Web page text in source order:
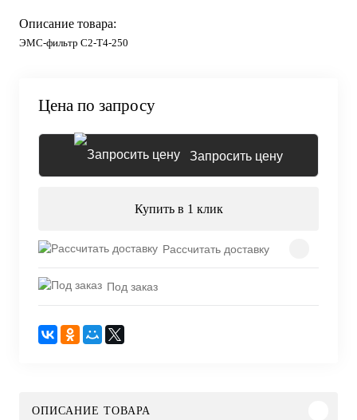
Описание товара:
ЭМС-фильтр C2-T4-250
Цена по запросу
Запросить цену
Купить в 1 клик
Рассчитать доставку
Под заказ
ОПИСАНИЕ ТОВАРА